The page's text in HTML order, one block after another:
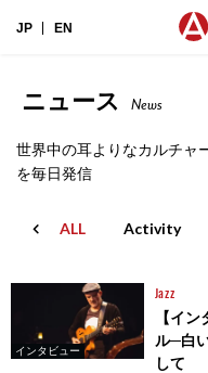
JP EN
ニュース News
世界中の耳よりなカルチャ
を毎日発信
ALL Activity
インタビュー
Jazz
【イ
ル─白
して